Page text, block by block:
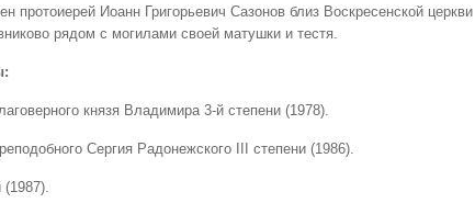
протоиерей Иоанн Григорьевич Сазонов близ Воскресенской церкви
рядом с могилами своей матушки и тестя.
князя Владимира 3-й степени (1978).
Сергия Радонежского III степени (1986).
(1987).